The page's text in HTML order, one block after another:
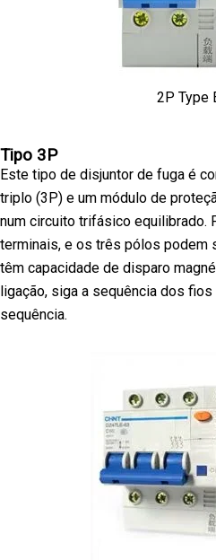
2P Type
Tipo 3P
Este tipo de disjuntor de fuga é
triplo (3P) e um módulo de
num circuito trifásico equilibrado.
terminais, e os três pólos podem
têm capacidade de disparo
ligação, siga a sequência dos
sequência.